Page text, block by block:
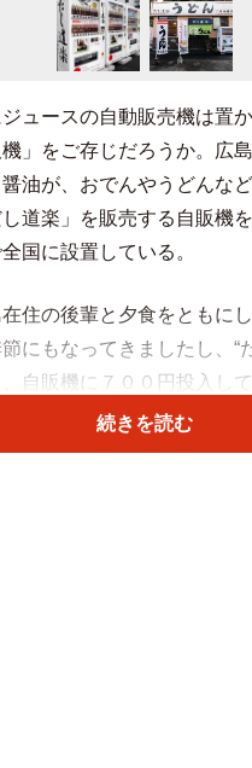
ュースの自動販売機は置か
機」をご存じだろうか。広
油が、おでんやうどんな
道楽」を販売する自販機
国に設置している。
住の後輩と夕食をともに
節にもなってきましたし、“
自販機に７００円投入し
「これ何でもいけるんです
万能調味料であることを説
続きを読む